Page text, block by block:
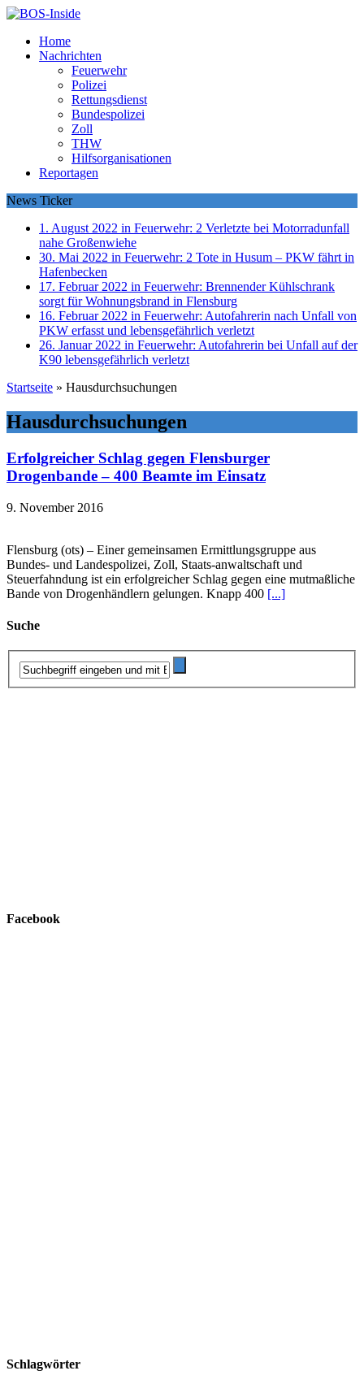
Home
Nachrichten
Feuerwehr
Polizei
Rettungsdienst
Bundespolizei
Zoll
THW
Hilfsorganisationen
Reportagen
News Ticker
1. August 2022 in Feuerwehr: 2 Verletzte bei Motorradunfall
nahe Großenwiehe
30. Mai 2022 in Feuerwehr: 2 Tote in Husum – PKW fährt in
Hafenbecken
17. Februar 2022 in Feuerwehr: Brennender Kühlschrank
sorgt für Wohnungsbrand in Flensburg
16. Februar 2022 in Feuerwehr: Autofahrerin nach Unfall von
PKW erfasst und lebensgefährlich verletzt
26. Januar 2022 in Feuerwehr: Autofahrerin bei Unfall auf der
K90 lebensgefährlich verletzt
Startseite » Hausdurchsuchungen
Hausdurchsuchungen
Erfolgreicher Schlag gegen Flensburger
Drogenbande – 400 Beamte im Einsatz
9. November 2016
Flensburg (ots) – Einer gemeinsamen Ermittlungsgruppe aus
Bundes- und Landespolizei, Zoll, Staats-anwaltschaft und
Steuerfahndung ist ein erfolgreicher Schlag gegen eine mutmaßliche
Bande von Drogenhändlern gelungen. Knapp 400 [...]
Suche
Facebook
Schlagwörter